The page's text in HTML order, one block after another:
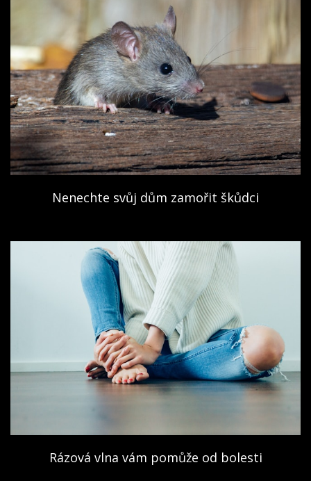
Nenechte svůj dům zamořit škůdci
Rázová vlna vám pomůže od bolesti